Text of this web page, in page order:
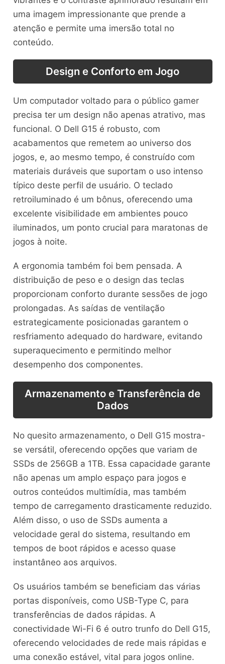
uma imagem impressionante que prende a
atenção e permite uma imersão total no
conteúdo.
Design e Conforto em Jogo
Um computador voltado para o público gamer
precisa ter um design não apenas atrativo, mas
funcional. O Dell G15 é robusto, com
acabamentos que remetem ao universo dos
jogos, e, ao mesmo tempo, é construído com
materiais duráveis que suportam o uso intenso
típico deste perfil de usuário. O teclado
retroiluminado é um bônus, oferecendo uma
excelente visibilidade em ambientes pouco
iluminados, um ponto crucial para maratonas de
jogos à noite.
A ergonomia também foi bem pensada. A
distribuição de peso e o design das teclas
proporcionam conforto durante sessões de jogo
prolongadas. As saídas de ventilação
estrategicamente posicionadas garantem o
resfriamento adequado do hardware, evitando
superaquecimento e permitindo melhor
desempenho dos componentes.
Armazenamento e Transferência de
Dados
No quesito armazenamento, o Dell G15 mostra-
se versátil, oferecendo opções que variam de
SSDs de 256GB a 1TB. Essa capacidade garante
não apenas um amplo espaço para jogos e
outros conteúdos multimídia, mas também
tempo de carregamento drasticamente reduzido.
Além disso, o uso de SSDs aumenta a
velocidade geral do sistema, resultando em
tempos de boot rápidos e acesso quase
instantâneo aos arquivos.
Os usuários também se beneficiam das várias
portas disponíveis, como USB-Type C, para
transferências de dados rápidas. A
conectividade Wi-Fi 6 é outro trunfo do Dell G15,
oferecendo velocidades de rede mais rápidas e
uma conexão estável, vital para jogos online.